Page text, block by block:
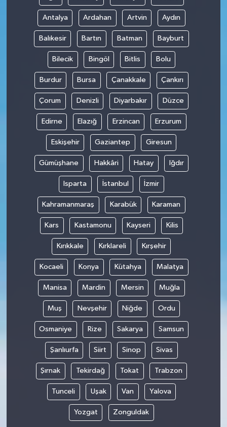
Antalya Ardahan Artvin Aydın
Balıkesir Bartın Batman Bayburt
Bilecik Bingöl Bitlis Bolu
Burdur Bursa Çanakkale Çankırı
Çorum Denizli Diyarbakır Düzce
Edirne Elazığ Erzincan Erzurum
Eskişehir Gaziantep Giresun
Gümüşhane Hakkâri Hatay Iğdır
Isparta İstanbul İzmir
Kahramanmaraş Karabük Karaman
Kars Kastamonu Kayseri Kilis
Kırıkkale Kırklareli Kırşehir
Kocaeli Konya Kütahya Malatya
Manisa Mardin Mersin Muğla
Muş Nevşehir Niğde Ordu
Osmaniye Rize Sakarya Samsun
Şanlıurfa Siirt Sinop Sivas
Şırnak Tekirdağ Tokat Trabzon
Tunceli Uşak Van Yalova
Yozgat Zonguldak